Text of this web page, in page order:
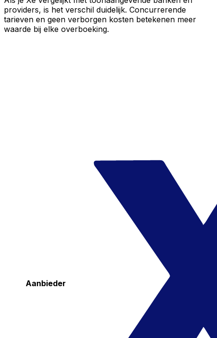
providers, is het verschil duidelijk. Concurrerende
tarieven en geen verborgen kosten betekenen meer
waarde bij elke overboeking.
Aanbieder